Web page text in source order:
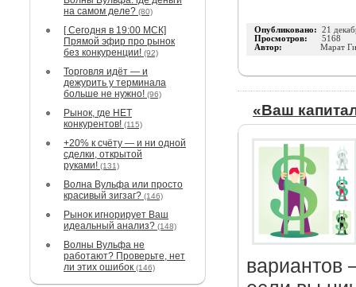
на самом деле? (80)
[ Сегодня в 19:00 МСК]
Прямой эфир про рынок
без конкуренции! (92)
Торговля идёт — и
дежурить у терминала
больше не нужно! (96)
Рынок, где НЕТ
конкурентов! (115)
+20% к счёту — и ни одной
сделки, открытой
руками! (131)
Волна Вульфа или просто
красивый зигзаг? (146)
Рынок игнорирует Ваш
идеальный анализ? (148)
Волны Вульфа не
работают? Проверьте, нет
ли этих ошибок (146)
Опубликовано: 21
Просмотров: 5168
Автор: Марат
«Ваш